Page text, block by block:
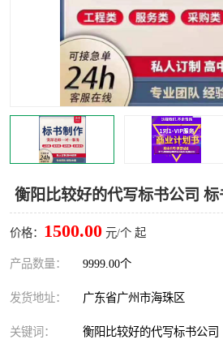
衡阳比较好的代写标书公司
价格： 1500.00 元/个 起
产品数量： 9999.00个
发货地址： 广东省广州市海珠区
关键词： 衡阳比较好的代写标书公司